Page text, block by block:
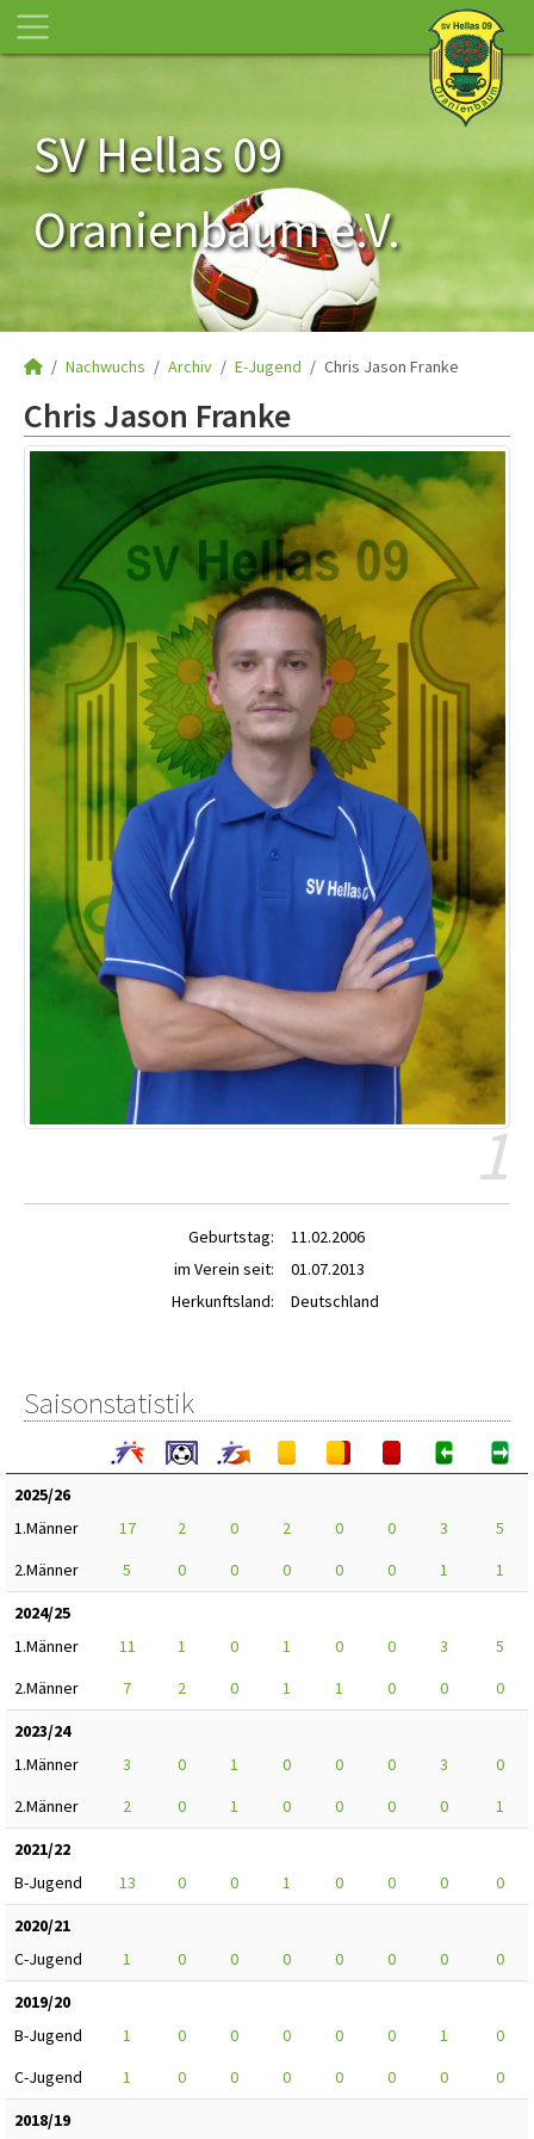
SV Hellas 09
Oranienbaum e.V.
Nachwuchs Archiv E-Jugend Chris Jason Franke
Chris Jason Franke
1
Geburtstag:
11.02.2006
im Verein seit:
01.07.2013
Herkunftsland:
Deutschland
Saisonstatistik
2025/26
1.Männer
17 2 0 2 0 0 3
5
2.Männer
5 0 0 0 0 0 1
1
2024/25
1.Männer
11 1 0 1 0 0 3
5
2.Männer
7 2 0 1 1 0 0
0
2023/24
1.Männer
3 0 1 0 0 0 3
0
2.Männer
2 0 1 0 0 0 0
1
2021/22
B-Jugend
13 0 0 1 0 0 0
0
2020/21
C-Jugend
1 0 0 0 0 0 0
0
2019/20
B-Jugend
1 0 0 0 0 0 1
0
C-Jugend
1 0 0 0 0 0 0
0
2018/19